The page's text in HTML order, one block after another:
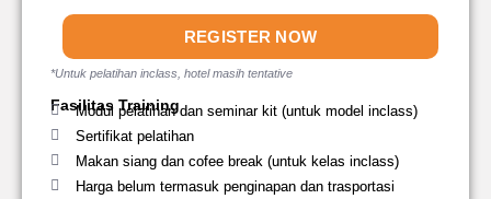
REGISTER NOW
*Untuk pelatihan inclass, hotel masih tentative
Fasilitas Training
Modul pelatihan dan seminar kit (untuk model inclass)
Sertifikat pelatihan
Makan siang dan cofee break (untuk kelas inclass)
Harga belum termasuk penginapan dan trasportasi